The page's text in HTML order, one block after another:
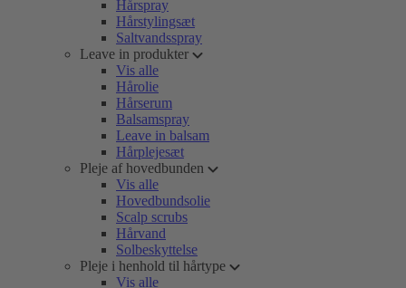
Hårspray
Hårstylingsæt
Saltvandsspray
Leave in produkter
Vis alle
Hårolie
Hårserum
Balsamspray
Leave in balsam
Hårplejesæt
Pleje af hovedbunden
Vis alle
Hovedbundsolie
Scalp scrubs
Hårvand
Solbeskyttelse
Pleje i henhold til hårtype
Vis alle